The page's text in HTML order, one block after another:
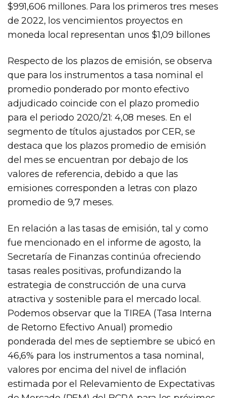
$991,606 millones. Para los primeros tres meses
de 2022, los vencimientos proyectos en
moneda local representan unos $1,09 billones
Respecto de los plazos de emisión, se observa
que para los instrumentos a tasa nominal el
promedio ponderado por monto efectivo
adjudicado coincide con el plazo promedio
para el periodo 2020/21: 4,08 meses. En el
segmento de títulos ajustados por CER, se
destaca que los plazos promedio de emisión
del mes se encuentran por debajo de los
valores de referencia, debido a que las
emisiones corresponden a letras con plazo
promedio de 9,7 meses.
En relación a las tasas de emisión, tal y como
fue mencionado en el informe de agosto, la
Secretaría de Finanzas continúa ofreciendo
tasas reales positivas, profundizando la
estrategia de construcción de una curva
atractiva y sostenible para el mercado local.
Podemos observar que la TIREA (Tasa Interna
de Retorno Efectivo Anual) promedio
ponderada del mes de septiembre se ubicó en
46,6% para los instrumentos a tasa nominal,
valores por encima del nivel de inflación
estimada por el Relevamiento de Expectativas